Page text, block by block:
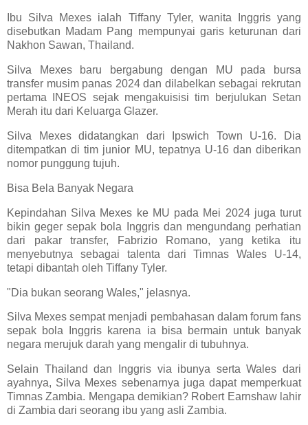
Ibu Silva Mexes ialah Tiffany Tyler, wanita Inggris yang
disebutkan Madam Pang mempunyai garis keturunan dari
Nakhon Sawan, Thailand.
Silva Mexes baru bergabung dengan MU pada bursa
transfer musim panas 2024 dan dilabelkan sebagai rekrutan
pertama INEOS sejak mengakuisisi tim berjulukan Setan
Merah itu dari Keluarga Glazer.
Silva Mexes didatangkan dari Ipswich Town U-16. Dia
ditempatkan di tim junior MU, tepatnya U-16 dan diberikan
nomor punggung tujuh.
Bisa Bela Banyak Negara
Kepindahan Silva Mexes ke MU pada Mei 2024 juga turut
bikin geger sepak bola Inggris dan mengundang perhatian
dari pakar transfer, Fabrizio Romano, yang ketika itu
menyebutnya sebagai talenta dari Timnas Wales U-14,
tetapi dibantah oleh Tiffany Tyler.
"Dia bukan seorang Wales," jelasnya.
Silva Mexes sempat menjadi pembahasan dalam forum fans
sepak bola Inggris karena ia bisa bermain untuk banyak
negara merujuk darah yang mengalir di tubuhnya.
Selain Thailand dan Inggris via ibunya serta Wales dari
ayahnya, Silva Mexes sebenarnya juga dapat memperkuat
Timnas Zambia. Mengapa demikian? Robert Earnshaw lahir
di Zambia dari seorang ibu yang asli Zambia.